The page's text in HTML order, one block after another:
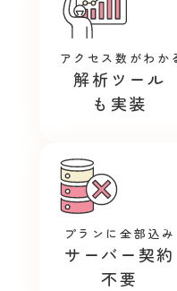
アクセス数がわか
解析ツール
も実装
プランに全部込み
サーバー契約
不要